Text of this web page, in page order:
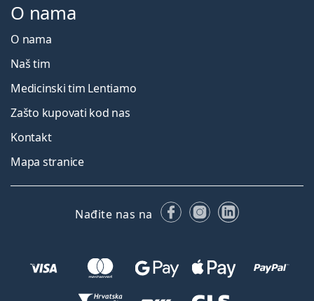
O nama
O nama
Naš tim
Medicinski tim Lentiamo
Zašto kupovati kod nas
Kontakt
Mapa stranice
Nađite nas na FacebookuInstagramu
LinkedIn